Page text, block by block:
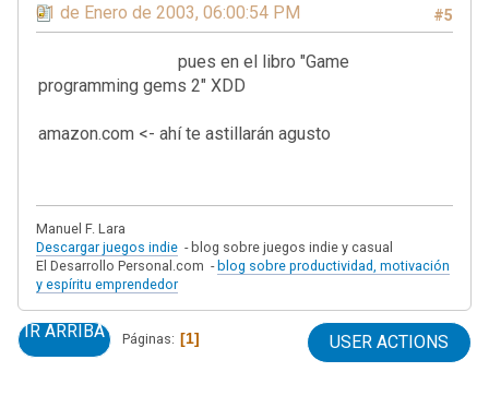
#5
01 de Enero de 2003, 06:00:54 PM
pues en el libro "Game
programming gems 2" XDD
amazon.com <- ahí te astillarán agusto
Manuel F. Lara
Descargar juegos indie - blog sobre juegos indie y casual
El Desarrollo Personal.com -blog sobre productividad, motivación
y espíritu emprendedor
IR ARRIBA Páginas 1 USER ACTIONS